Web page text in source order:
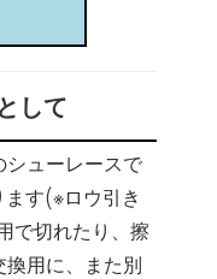
して
シューレースで
す(※ロウ引き
で切れたり、擦
用に、また別